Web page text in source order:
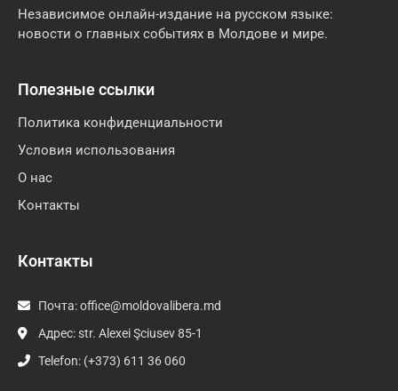
Независимое онлайн-издание на русском языке:
новости о главных событиях в Молдове и мире.
Полезные ссылки
Политика конфиденциальности
Условия использования
О нас
Контакты
Контакты
Почта:office@moldovalibera.md
Адрес: str. Alexei Şciusev 85-1
Telefon: (+373) 611 36 060